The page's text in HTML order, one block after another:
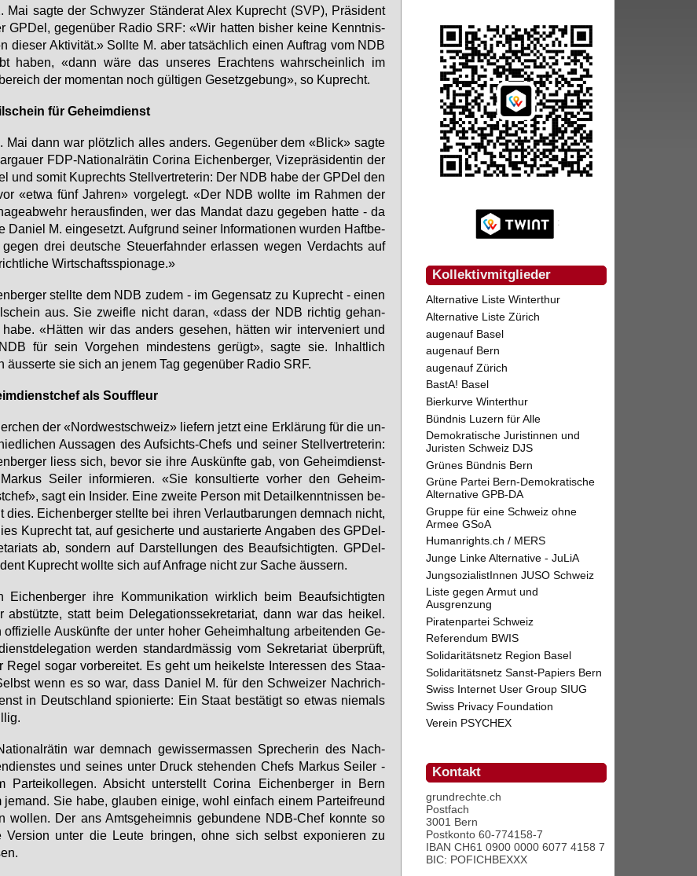
Mai sag­te der Schwy­zer Stän­de­rat Alex Kuprecht (SVP), Prä­si­dent
GPDel, ge­gen­über Ra­dio SRF: «Wir hat­ten bis­her kei­ne Kennt­nis­
die­ser Ak­ti­vi­tät.» Soll­te M. aber tat­säch­lich ei­nen Auf­trag vom NDB
ha­ben, «dann wä­re das un­se­res Er­ach­tens wahr­schein­lich im
der mo­men­tan noch gül­ti­gen Ge­setz­ge­bung», so Kuprecht.
für Ge­heim­dienst
Mai dann war plötz­lich al­les an­ders. Ge­gen­über dem «Blick» sag­te
FDP-Na­tio­nal­rä­tin Co­ri­na Ei­chen­ber­ger, Vi­ze­prä­si­den­tin der
und so­mit Kuprechts Stell­ver­tre­te­rin: Der NDB ha­be der GPDel den
«et­wa fünf Jah­ren» vor­ge­legt. «Der NDB woll­te im Rah­men der
her­aus­fin­den, wer das Man­dat da­zu ge­ge­ben hat­te - da
Da­ni­el M. ein­ge­setzt. Auf­grund sei­ner In­for­ma­tio­nen wur­den Haft­be­
drei deut­sche Steu­er­fahn­der er­las­sen we­gen Ver­dachts auf
Wirt­schafts­spio­na­ge.»
stell­te dem NDB zu­dem - im Ge­gen­satz zu Kuprecht - ei­nen
aus. Sie zweif­le nicht dar­an, «dass der NDB rich­tig ge­han­
«Hät­ten wir das an­ders ge­se­hen, hät­ten wir in­ter­ve­niert und
für sein Vor­ge­hen min­des­tens ge­rügt», sag­te sie. In­halt­lich
äus­ser­te sie sich an je­nem Tag ge­gen­über Ra­dio SRF.
als Souf­fleur
der «Nord­west­schweiz» lie­fern jetzt ei­ne Er­klä­rung für die un­
Aus­sa­gen des Auf­sichts-Chefs und sei­ner Stell­ver­tre­te­rin:
liess sich, be­vor sie ih­re Aus­künf­te gab, von Ge­heim­dienst­
Sei­ler in­for­mie­ren. «Sie kon­sul­tier­te vor­her den Ge­heim­
sagt ein In­si­der. Ei­ne zwei­te Per­son mit De­tail­kennt­nis­sen be­
dies. Ei­chen­ber­ger stell­te bei ih­ren Ver­laut­ba­run­gen dem­nach nicht,
Kuprecht tat, auf ge­si­cher­te und aus­ta­rier­te An­ga­ben des GPDel-
ab, son­dern auf Dar­stel­lun­gen des Be­auf­sich­tig­ten. GPDel-
Kuprecht woll­te sich auf An­fra­ge nicht zur Sa­che äus­sern.
Ei­chen­ber­ger ih­re Kom­mu­ni­ka­ti­on wirk­lich beim Be­auf­sich­tig­ten
ab­stütz­te, statt beim De­le­ga­ti­ons­se­kre­ta­ri­at, dann war das hei­kel.
of­fi­zi­el­le Aus­künf­te der un­ter ho­her Ge­heim­hal­tung ar­bei­ten­den Ge­
wer­den stan­dard­mäs­sig vom Se­kre­ta­ri­at über­prüft,
Re­gel so­gar vor­be­rei­tet. Es geht um hei­kels­te In­ter­es­sen des Staa­
wenn es so war, dass Da­ni­el M. für den Schwei­zer Nach­rich­
in Deutsch­land spio­nier­te: Ein Staat be­stä­tigt so et­was nie­mals
war dem­nach ge­wis­ser­mas­sen Spre­che­rin des Nach­
und sei­nes un­ter Druck ste­hen­den Chefs Mar­kus Sei­ler -
Par­tei­kol­le­gen. Ab­sicht un­ter­stellt Co­ri­na Ei­chen­ber­ger in Bern
je­mand. Sie ha­be, glau­ben ei­ni­ge, wohl ein­fach ei­nem Par­tei­freund
wol­len. Der ans Amts­ge­heim­nis ge­bun­de­ne NDB-Chef konn­te so
Ver­si­on un­ter die Leu­te brin­gen, oh­ne sich selbst ex­po­nie­ren zu
Kollektivmitglieder
Alternative Liste Winterthur
Alternative Liste Zürich
augenauf Basel
augenauf Bern
augenauf Zürich
BastA! Basel
Bierkurve Winterthur
Bündnis Luzern für Alle
Demokratische Juristinnen und
Juristen Schweiz DJS
Grünes Bündnis Bern
Grüne Partei Bern-Demokratische
Alternative GPB-DA
Gruppe für eine Schweiz ohne
Armee GSoA
Humanrights.ch / MERS
Junge Linke Alternative - JuLiA
JungsozialistInnen JUSO Schweiz
Liste gegen Armut und
Ausgrenzung
Piratenpartei Schweiz
Referendum BWIS
Solidaritätsnetz Region Basel
Solidaritätsnetz Sanst-Papiers Bern
Swiss Internet User Group SIUG
Swiss Privacy Foundation
Verein PSYCHEX
Kontakt
grundrechte.ch
Postfach
3001 Bern
Postkonto 60-774158-7
IBAN CH61 0900 0000 6077 4158 7
BIC: POFICHBEXXX